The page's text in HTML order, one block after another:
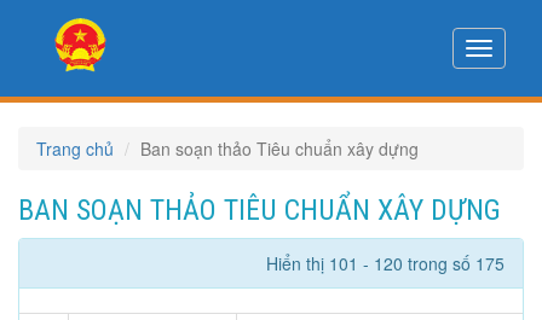
Toggle
Trang chủ Ban soạn thảo Tiêu chuẩn xây dựng
BAN SOẠN THẢO TIÊU CHUẨN XÂY DỰNG
Hiển thị 101 - 120 trong số 175